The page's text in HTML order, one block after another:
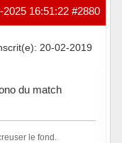
#2880
2025 16:51:22
20-02-2019
du match
le fond.